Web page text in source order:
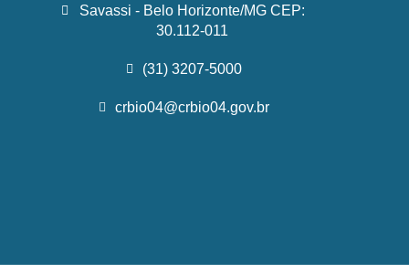
Savassi - Belo Horizonte/MG CEP:
30.112-011
(31) 3207-5000
crbio04@crbio04.gov.br